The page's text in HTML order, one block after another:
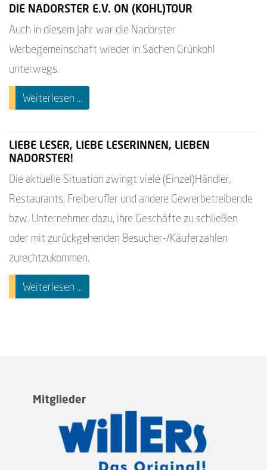
DIE NADORSTER E.V. ON (KOHL)TOUR
Auch in diesem Jahr war die Nadorster
Werbegemeinschaft wieder in Sachen Grünkohl
unterwegs.
Weiterlesen ...
LIEBE LESER, LIEBE LESERINNEN, LIEBEN
NADORSTER!
Die aktuelle Situation zwingt viele (Einzel)Händler,
Restaurants, Freiberufler und andere Gewerbetreibende
bzw. Unternehmer dazu, ihre Geschäfte zu schließen
oder mit zurückgehenden Besucher-/Käuferzahlen
zurechtzukommen.
Weiterlesen ...
Mitglieder